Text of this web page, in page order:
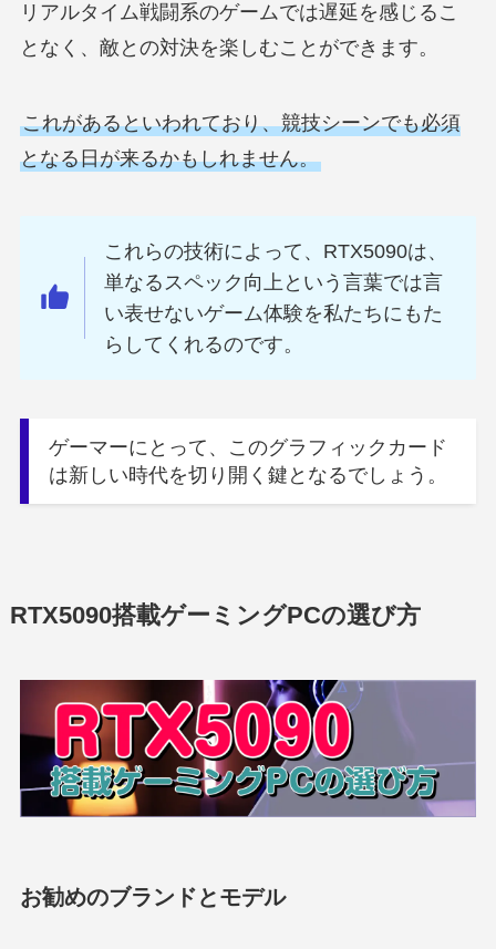
リアルタイム戦闘系のゲームでは遅延を感じるこ
となく、敵との対決を楽しむことができます。
これがあるといわれており、競技シーンでも必須
となる日が来るかもしれません。
これらの技術によって、RTX5090は、
単なるスペック向上という言葉では言
い表せないゲーム体験を私たちにもた
らしてくれるのです。
ゲーマーにとって、このグラフィックカード
は新しい時代を切り開く鍵となるでしょう。
RTX5090搭載ゲーミングPCの選び方
お勧めのブランドとモデル